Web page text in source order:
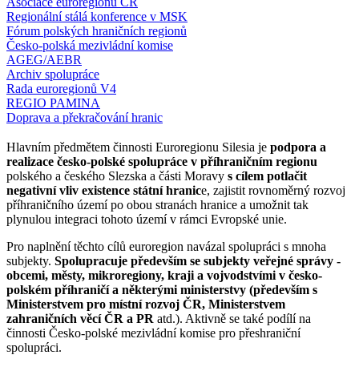
Regionální stálá konference v MSK
Fórum polských hraničních regionů
Česko-polská mezivládní komise
AGEG/AEBR
Archiv spolupráce
Rada euroregionů V4
REGIO PAMINA
Doprava a překračování hranic
Hlavním předmětem činnosti Euroregionu Silesia je podpora a
realizace česko-polské spolupráce v příhraničním regionu
polského a českého Slezska a části Moravy s cílem potlačit
negativní vliv existence státní hranice, zajistit rovnoměrný rozvoj
příhraničního území po obou stranách hranice a umožnit tak
plynulou integraci tohoto území v rámci Evropské unie.
Pro naplnění těchto cílů euroregion navázal spolupráci s mnoha
subjekty. Spolupracuje především se subjekty veřejné správy -
obcemi, městy, mikroregiony, kraji a vojvodstvími v česko-
polském příhraničí a některými ministerstvy (především s
Ministerstvem pro místní rozvoj ČR, Ministerstvem
zahraničních věcí ČR a PR atd.). Aktivně se také podílí na
činnosti Česko-polské mezivládní komise pro přeshraniční
spolupráci.